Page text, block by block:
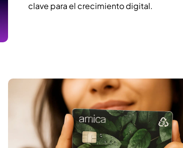
clave para el crecimiento digital.